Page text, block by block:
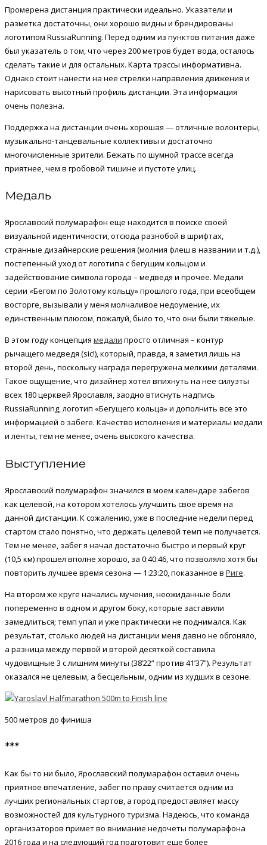
Промерена дистанция практически идеально. Указатели и
разметка достаточны, они хорошо видны и брендированы
логотипом RussiaRunning. Перед одним из пунктов питания даже
был указатель о том, что через 200 метров будет вода, осталось
сделать такие и для остальных. Карта трассы информативна.
Однако стоит нанести на нее стрелки направления движения и
нарисовать высотный профиль дистанции. Эта информация
очень полезна.
Поддержка на дистанции очень хорошая — отличные волонтеры,
музыкально-танцевальные коллективы и достаточно
многочисленные зрители. Бежать по шумной трассе всегда
приятнее, чем в гробовой тишине и пустоте улиц.
Медаль
Ярославский полумарафон еще находится в поиске своей
визуальной идентичности, отсюда разнобой в шрифтах,
странные дизайнерские решения (молния флеш в названии и т.д.),
постепенный уход от логотипа с бегущим кольцом и
задействование символа города – медведя и прочее. Медали
серии «Бегом по Золотому кольцу» прошлого года, при всеобщем
восторге, вызывали у меня молчаливое недоумение, их
единственным плюсом, пожалуй, было то, что они были тяжелые.
В этом году концепция медали просто отличная – контур
рычащего медведя (sic!), который, правда, я заметил лишь на
второй день, поскольку награда перегружена мелкими деталями.
Такое ощущение, что дизайнер хотел впихнуть на нее силуэты
всех 180 церквей Ярославля, заодно втиснуть надпись
RussiaRunning, логотип «Бегущего кольца» и дополнить все это
информацией о забеге. Качество исполнения и материалы медали
и ленты, тем не менее, очень высокого качества.
Выступление
Ярославский полумарафон значился в моем календаре забегов
как целевой, на котором хотелось улучшить свое время на
данной дистанции. К сожалению, уже в последние недели перед
стартом стало понятно, что держать целевой темп не получается.
Тем не менее, забег я начал достаточно быстро и первый круг
(10,5 км) прошел вполне хорошо, за 0:40:46, что позволяло хотя бы
повторить лучшее время сезона — 1:23:20, показанное в Риге.
На втором же круге начались мучения, неожиданные боли
попеременно в одном и другом боку, которые заставили
замедлиться; темп упал и уже практически не поднимался. Как
результат, столько людей на дистанции меня давно не обгоняло,
а разница между первой и второй десяткой составила
чудовищные 3 с лишним минуты (38’22” против 41’37”). Результат
оказался не целевым, а бесцельным, одним из худших в сезоне.
500 метров до финиша
***
Как бы то ни было, Ярославский полумарафон оставил очень
приятное впечатление, забег по праву считается одним из
лучших региональных стартов, а город предоставляет массу
возможностей для культурного туризма. Надеюсь, что команда
организаторов примет во внимание недочеты полумарафона
2016 года и на следующий год подготовит еще более